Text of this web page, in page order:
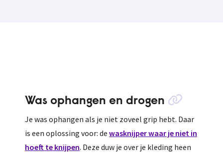
Was ophangen en drogen
Je was ophangen als je niet zoveel grip hebt. Daar
is een oplossing voor: de wasknijper waar je niet in
hoeft te knijpen. Deze duw je over je kleding heen